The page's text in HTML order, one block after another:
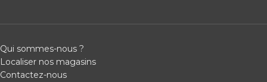
Qui sommes-nous ?
Localiser nos magasins
Contactez-nous